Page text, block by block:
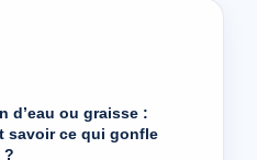
d’eau ou graisse :
savoir ce qui gonfle
?